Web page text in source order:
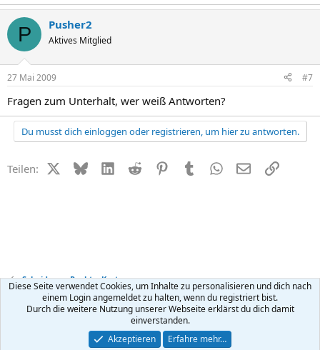
P Pusher2
Aktives Mitglied
27 Mai 2009 #7
Fragen zum Unterhalt, wer weiß Antworten?
Du musst dich einloggen oder registrieren, um hier zu antworten.
Teilen: X (Twitter)
BlueskyLinkedIn
Reddit PinterestTumblr WhatsApp
E-MailLink
Scheidung - Recht + Kosten
Kontakt Nutzungsbedingungen Datenschutz Hilfe
R
Community platform by XenForo ® © 2010-2026 XenForo Ltd.
Diese Seite verwendet Cookies, um Inhalte zu personalisieren und dich nach
einem Login angemeldet zu halten, wenn du registriert bist.
Durch die weitere Nutzung unserer Webseite erklärst du dich damit
einverstanden.
Akzeptieren
Erfahre mehr…